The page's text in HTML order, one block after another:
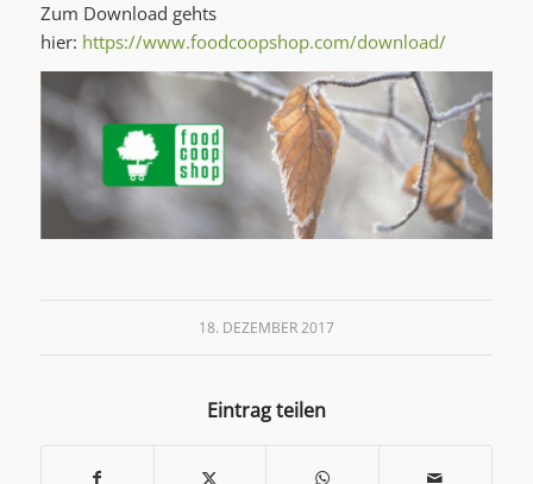
Zum Download gehts
hier: https://www.foodcoopshop.com/download/
18. DEZEMBER 2017
Eintrag teilen